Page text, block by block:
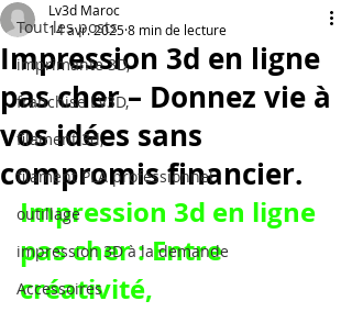
Tout les posts
imprimante 3D,
franchise LV3D,
filament 3d,
filament PLA professionnel
outillage
impression 3D à la demande
Accessoires
Impression 3d en ligne
pas cher – Donnez vie à
vos idées sans
compromis financier.
Lv3d Maroc
14 avr. 20258 min de lecture
Impression 3d en ligne
pas cher : Entre
créativité,